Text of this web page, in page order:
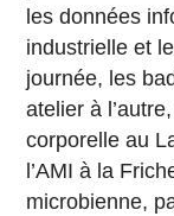
les données
industrielle et
journée, les
atelier à
corporelle au
l’AMI à la
microbienne,